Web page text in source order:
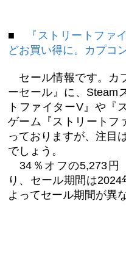
■
『ストリートファ
どお買い得に。カプコ
セール情報です。カ
ーセール』に、Steam
トファイターV』や『
ゲーム『ストリートフ
っておりますが、注目
でしょう。
34％オフの5,273円
り、セール期間は
よってセール期間が異